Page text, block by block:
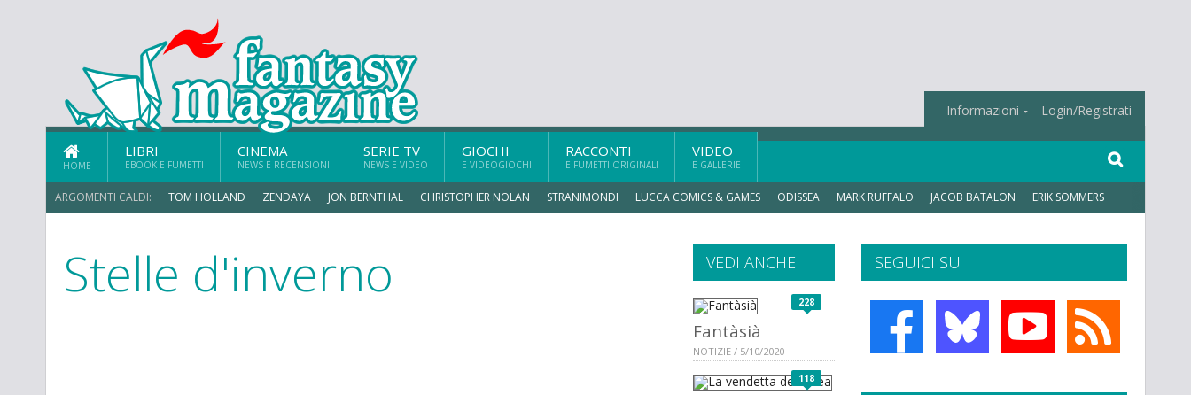
Informazioni Login/Registrati
HOME
LIBRI
EBOOK E FUMETTI
CINEMA
NEWS E RECENSIONI
SERIE TV
NEWS E VIDEO
GIOCHI
E VIDEOGIOCHI
RACCONTI
E FUMETTI ORIGINALI
VIDEO
E GALLERIE
ARGOMENTI CALDI: TOM HOLLAND ZENDAYA JON BERNTHAL CHRISTOPHER NOLAN STRANIMONDI LUCCA COMICS & GAMES ODISSEA MARK RUFFALO JACOB BATALON ERIK SOMMERS
Stelle d'inverno SEGUICI SU
VEDI ANCHE
228
Fantàsià
NOTIZIE / 5/10/2020
118